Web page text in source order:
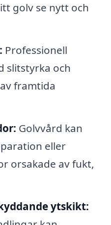
golv se nytt och
Professionell
slitstyrka och
framtida
Golvvård kan
eller
orsakade av fukt,
ytskikt: